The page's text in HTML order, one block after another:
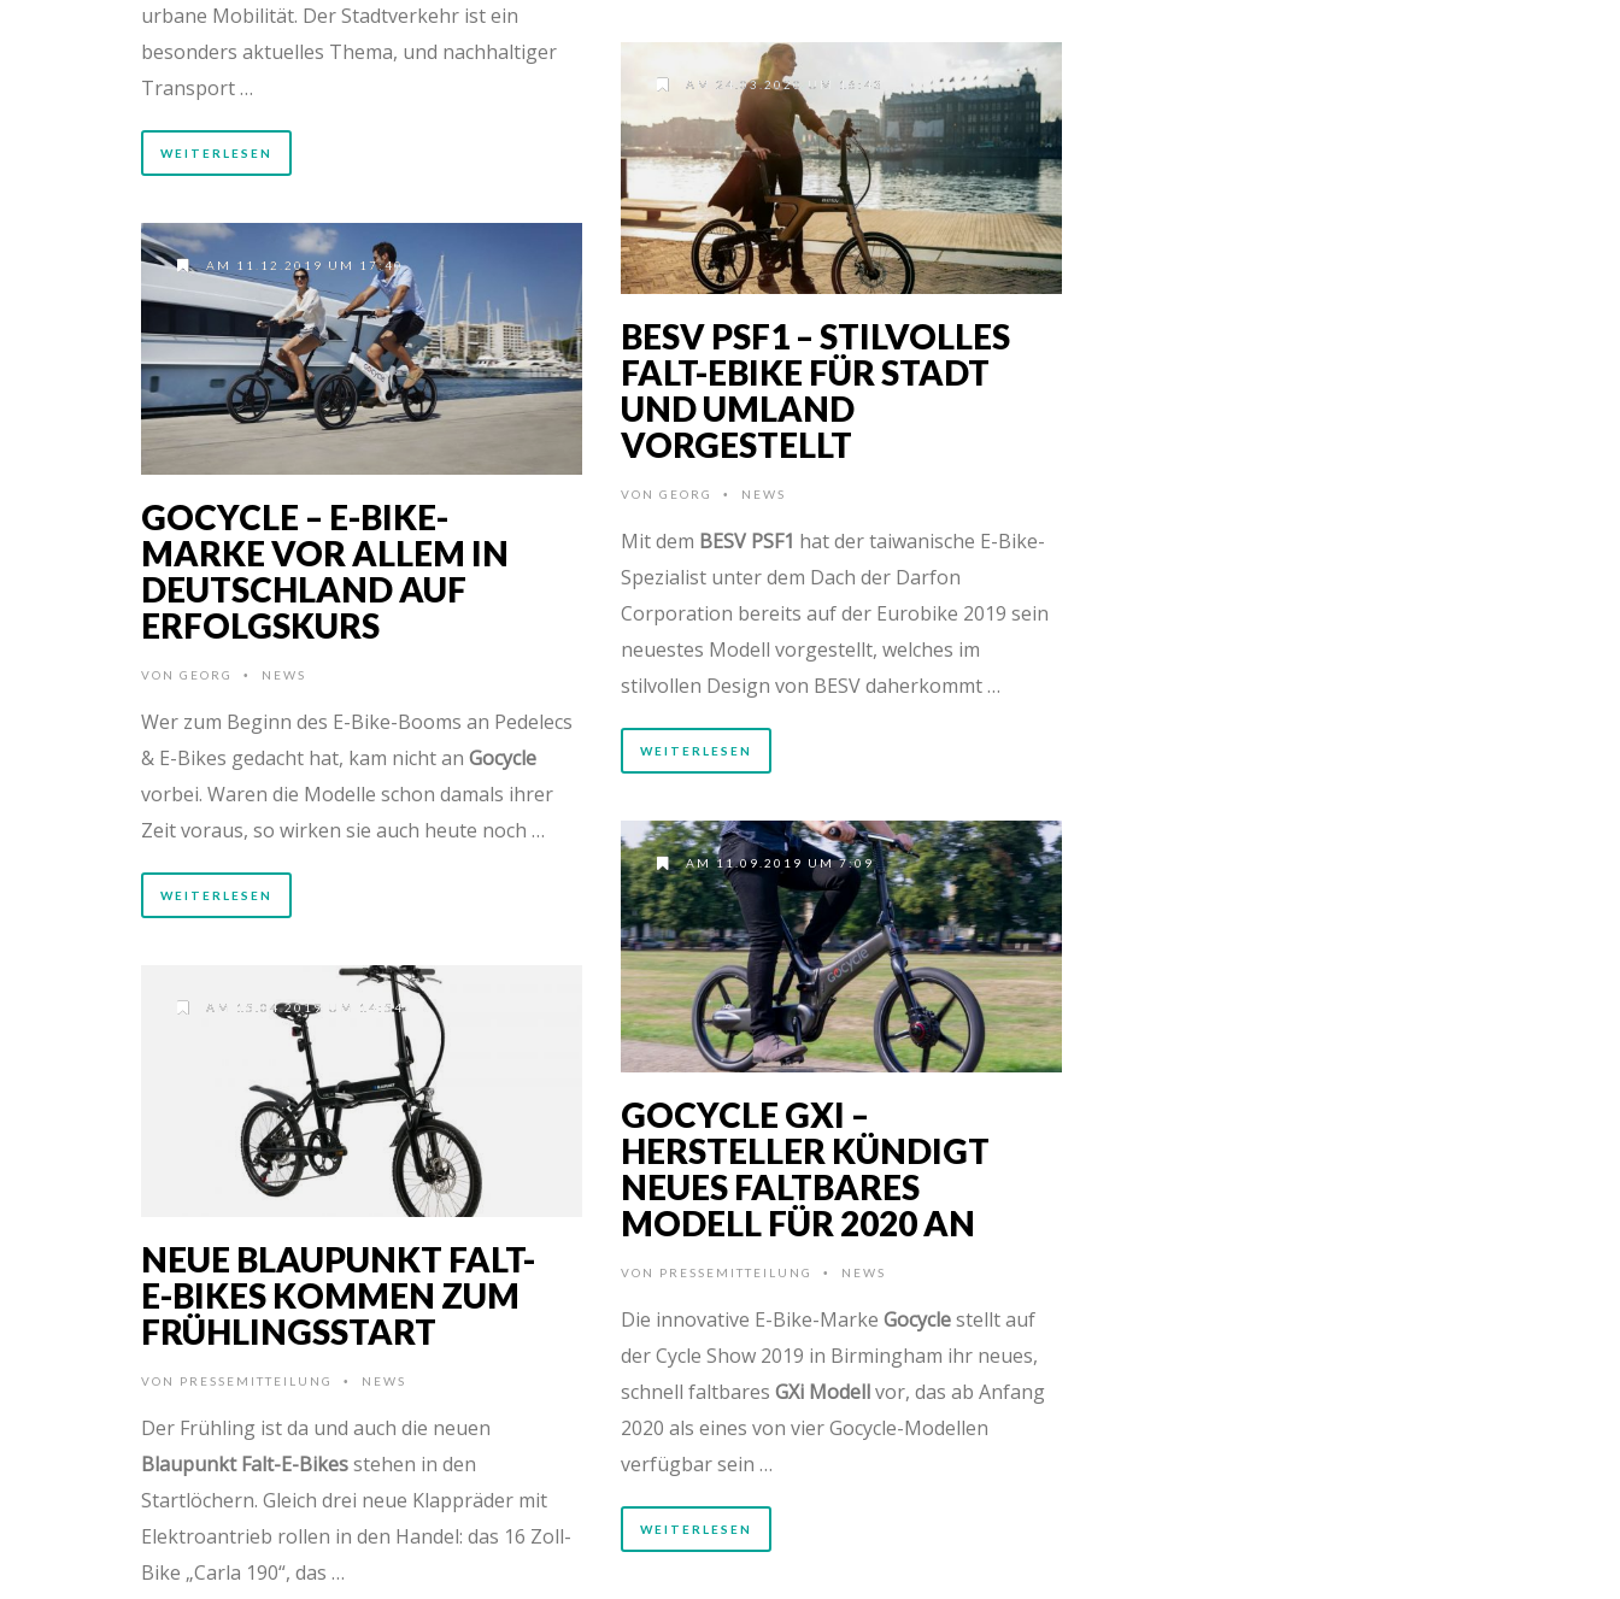
urbane Mobilität. Der Stadtverkehr ist ein
besonders aktuelles Thema, und nachhaltiger
Transport …
WEITERLESEN
AM 24.03.2020 UM 16:43
BESV PSF1 – STILVOLLES
FALT-EBIKE FÜR STADT
UND UMLAND
VORGESTELLT
VON GEORG • NEWS
Mit dem BESV PSF1 hat der taiwanische E-Bike-
Spezialist unter dem Dach der Darfon
Corporation bereits auf der Eurobike 2019 sein
neuestes Modell vorgestellt, welches im
stilvollen Design von BESV daherkommt …
WEITERLESEN
AM 11.12.2019 UM 17:40
GOCYCLE – E-BIKE-
MARKE VOR ALLEM IN
DEUTSCHLAND AUF
ERFOLGSKURS
VON GEORG • NEWS
Wer zum Beginn des E-Bike-Booms an Pedelecs
& E-Bikes gedacht hat, kam nicht an Gocycle
vorbei. Waren die Modelle schon damals ihrer
Zeit voraus, so wirken sie auch heute noch …
WEITERLESEN
AM 11.09.2019 UM 7:09
GOCYCLE GXI –
HERSTELLER KÜNDIGT
NEUES FALTBARES
MODELL FÜR 2020 AN
VON PRESSEMITTEILUNG • NEWS
Die innovative E-Bike-Marke Gocyclestellt auf
der Cycle Show 2019 in Birmingham ihr neues,
schnell faltbares GXi Modellvor, das ab Anfang
2020 als eines von vier Gocycle-Modellen
verfügbar sein …
WEITERLESEN
AM 15.04.2019 UM 14:54
NEUE BLAUPUNKT FALT-
E-BIKES KOMMEN ZUM
FRÜHLINGSSTART
VON PRESSEMITTEILUNG • NEWS
Der Frühling ist da und auch die neuen
Blaupunkt Falt-E-Bikesstehen in den
Startlöchern. Gleich drei neue Klappräder mit
Elektroantrieb rollen in den Handel: das 16 Zoll-
Bike „Carla 190“, das …